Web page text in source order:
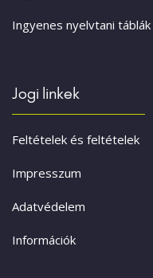
Ingyenes nyelvtani táblák
Jogi linkek
Feltételek és feltételek
Impresszum
Adatvédelem
Információk